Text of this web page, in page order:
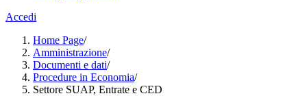
Accedi
Home Page/
Amministrazione/
Documenti e dati/
Procedure in Economia/
Settore SUAP, Entrate e CED